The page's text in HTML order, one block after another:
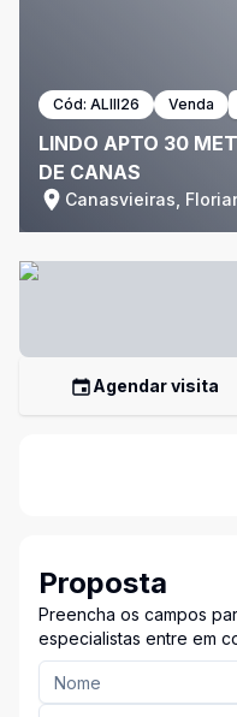
Cód: ALIII26 Venda
LINDO APTO 30
DE CANAS
Canasvieiras,
Agendar visita
Proposta
Preencha os campos
especialistas entre em